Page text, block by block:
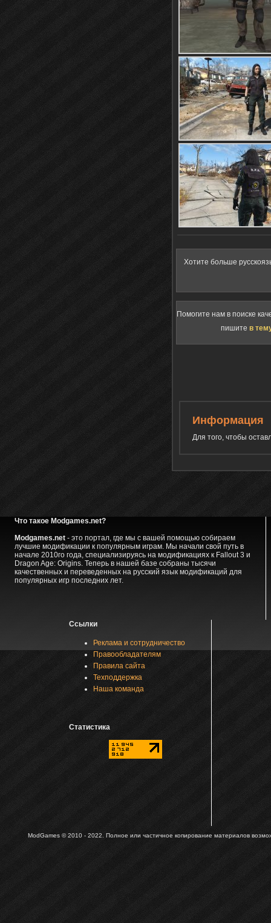
Хотите больше
Помогите нам в поиске
пишите в
Информация
Для того, чтобы
Что такое Modgames.net?
Modgames.net- это портал, где мы с вашей помощью собираем
лучшие модификации к популярным играм. Мы начали свой путь в
начале 2010го года, специализируясь на модификациях к Fallout 3 и
Dragon Age: Origins. Теперь в нашей базе собраны тысячи
качественных и переведенных на русский язык модификаций для
популярных игр последних лет.
Ссылки
Реклама и сотрудничество
Правообладателям
Правила сайта
Техподдержка
Наша команда
Статистика
ModGames © 2010 - 2022. Полное или частичное копирование материалов